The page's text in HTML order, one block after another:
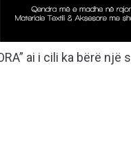
ai i cili ka bërë